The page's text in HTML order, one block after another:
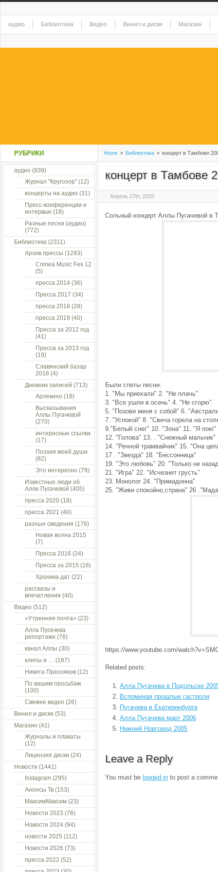
аудио Библиотека Видео Винил и диски Магазин
Home » Библиотека » концерт в Тамбове
концерт в Тамбове
Апрель 27th, 2020
Сольный концерт Аллы Пугачевой в
Были спеты песни:
1. "Мы приехали" 2. "Не плачь"
3. "Все ушли в осень" 4. "Не сгорю"
5. "Позови меня с собой" 6.
7. "Успокой" 8. "Свеча горела на
9."Белый снег" 10. "Зона" 11. "Я пою"
12. "Голова" 13. . "Снежный мальчик"
14. "Речной трамвайчик" 15. "Она
17 . "Звезда" 18. "Бессонница"
19. "Это любовь" 20. "Только не
21. "Игра" 22. "Исчезнет грусть"
23. Монолог 24. "Примадонна"
25. "Живи спокойно,страна" 26
https://www.youtube.com/
Related posts:
Алла Пугачева в Подольске
Вспоминая прошлые гастроли
Пугачева в Екатеринбурге
Алла Пугачева март 2006
Нижний Новгород 2005
Leave a Reply
You must be logged in to post a
РУБРИКИ
аудио (939)
Журнал "Кругозор" (12)
концерты на аудио (31)
Пресс-конференции и
интервью (18)
Разные песни (аудио)
(772)
Библиотека (2311)
Архив прессы (1293)
Crimea Music Fes 12
(5)
пресса 2014 (36)
Пресса 2017 (34)
пресса 2018 (28)
пресса 2019 (40)
Пресса за 2012 год
(41)
Пресса за 2013 год
(19)
Славянский базар
2016 (4)
Дневник записей (713)
Арлекино (18)
Высказывания
Аллы Пугачевой
(270)
интересные ссылки
(17)
Поэзия моей души
(82)
Это интересно (79)
Известные люди об
Алле Пугачевой (405)
пресса 2020 (18)
пресса 2021 (40)
разные сведения (176)
Новая волна 2015
(7)
Пресса 2016 (24)
Пресса за 2015 (16)
Хроника дат (22)
рассказы и
впечатления (40)
Видео (512)
»Утренняя почта» (23)
Алла Пугачева
репортажи (76)
канал Аллы (30)
клипы и … (187)
Никита Пресняков (12)
По вашим просьбам
(100)
Свежее видео (26)
Винил и диски (53)
Магазин (41)
Журналы и плакаты
(12)
Лицензия диски (24)
Новости (1441)
Instagram (295)
Анонсы Тв (153)
МаксимМаксим (23)
Новости 2023 (76)
Новости 2024 (94)
новости 2025 (112)
Новости 2026 (73)
пресса 2022 (52)